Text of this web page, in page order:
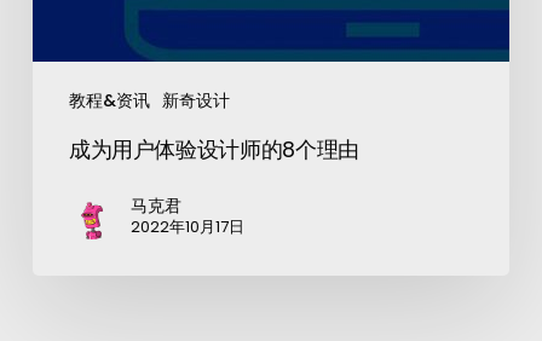
教程&资讯 新奇设计
成为用户体验设计师的8个理由
马克君
2022年10月17日